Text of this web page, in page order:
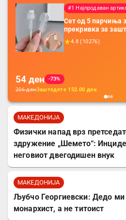
#1 Најпродаван
Сет од 5 парчиња
прекривка за
додатоци за
батерија, за
4.8 (10276)
54 ден
-73%
206денЗаштедете 152.00 ден
МАКЕДОНИЈА
Физички напад врз
здружение „Шемето“:
неговиот двегодишен внук
МАКЕДОНИЈА
Љубчо Георгиевски: Дедо ми
монархист, а не титоист